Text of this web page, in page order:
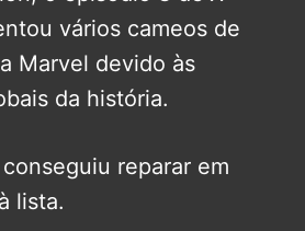
vários cameos de
Marvel devido às
da história.
reparar em
lista.